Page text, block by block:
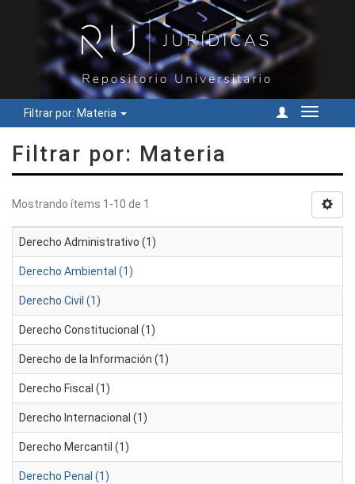
Filtrar por: Materia
Cambiar
Filtrar por: Materia
Mostrando ítems 1-10 de 1
Derecho Administrativo (1)
Derecho Ambiental (1)
Derecho Civil (1)
Derecho Constitucional (1)
Derecho de la Información (1)
Derecho Fiscal (1)
Derecho Internacional (1)
Derecho Mercantil (1)
Derecho Penal (1)